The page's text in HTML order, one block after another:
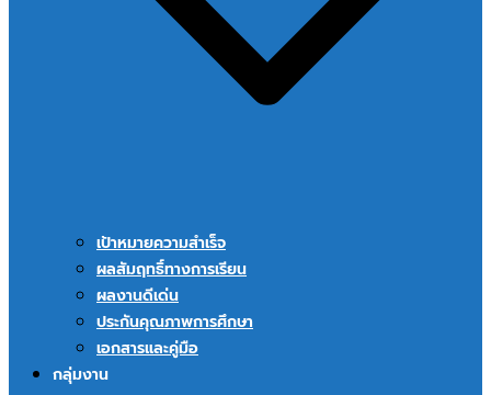
เป้าหมายความสำเร็จ
ผลสัมฤทธิ์ทางการเรียน
ผลงานดีเด่น
ประกันคุณภาพการศึกษา
เอกสารและคู่มือ
กลุ่มงาน